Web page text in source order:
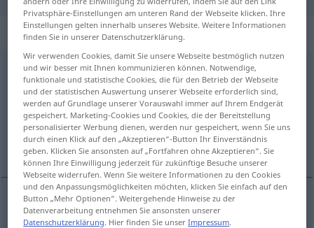
„indukcyjny“
indukcyjny
Übersicht aller Übersetzungen
(Für mehr Details die Übersetzung anklicken/antippen)
Induktions-
Induktions- indukcyjny
Privatsphäre-Einstellungen am unteren Rand der Webseite klicken. Ihre
Einstellungen gelten innerhalb unseres Website. Weitere Informationen
finden Sie in unserer Datenschutzerklärung.
Wir verwenden Cookies, damit Sie unsere Webseite bestmöglich nutzen
und wir besser mit Ihnen kommunizieren können. Notwendige,
funktionale und statistische Cookies, die für den Betrieb der Webseite
und der statistischen Auswertung unserer Webseite erforderlich sind,
werden auf Grundlage unserer Vorauswahl immer auf Ihrem Endgerät
gespeichert. Marketing-Cookies und Cookies, die der Bereitstellung
personalisierter Werbung dienen, werden nur gespeichert, wenn Sie uns
durch einen Klick auf den „Akzeptieren“-Button Ihr Einverständnis
geben. Klicken Sie ansonsten auf „Fortfahren ohne Akzeptieren“. Sie
können Ihre Einwilligung jederzeit für zukünftige Besuche unserer
Webseite widerrufen. Wenn Sie weitere Informationen zu den Cookies
und den Anpassungsmöglichkeiten möchten, klicken Sie einfach auf den
Button „Mehr Optionen“. Weitergehende Hinweise zu der
Datenverarbeitung entnehmen Sie ansonsten unserer
Datenschutzerklärung. Hier finden Sie unserImpressum.